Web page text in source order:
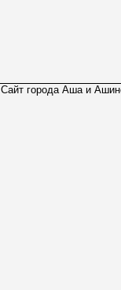
Сайт города Аша и